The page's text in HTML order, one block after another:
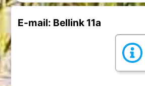
E-mail: Bellink 11a